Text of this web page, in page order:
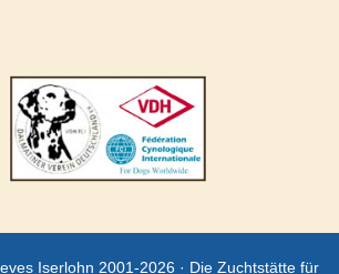
Iserlohn 2001-2026 · Die Zuchtstätte für